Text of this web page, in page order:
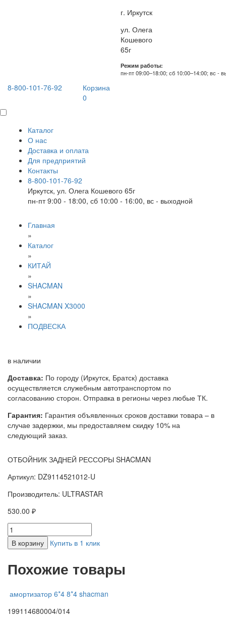
г. Иркутск
ул. Олега
Кошевого
65г
Режим работы:
пн-пт 09:00–18:00; сб 10:00–14:00; вс -
8-800-101-76-92
Корзина
0
Каталог
О нас
Доставка и оплата
Для предприятий
Контакты
8-800-101-76-92
Иркутск, ул. Олега Кошевого 65г
пн-пт 9:00 - 18:00, сб 10:00 - 16:00, вс - выходной
Главная
»
Каталог
»
КИТАЙ
»
SHACMAN
»
SHACMAN X3000
»
ПОДВЕСКА
в наличии
Доставка: По городу (Иркутск, Братск) доставка
осуществляется служебным автотранспортом по
согласованию сторон. Отправка в регионы через любые ТК.
Гарантия: Гарантия объявленных сроков доставки товара – в
случае задержки, мы предоставляем скидку 10% на
следующий заказ.
ОТБОЙНИК ЗАДНЕЙ РЕССОРЫ SHACMAN
Артикул: DZ9114521012-U
Производитель: ULTRASTAR
530.00 ₽
В корзину Купить в 1 клик
Похожие товары
амортизатор 6*4 8*4 shacman
199114680004/014